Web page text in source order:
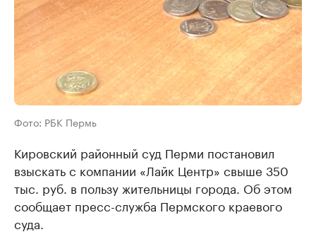
Фото: РБК Пермь
Кировский районный суд Перми постановил
взыскать с компании «Лайк Центр» свыше 350
тыс. руб. в пользу жительницы города. Об этом
сообщает пресс-служба Пермского краевого
суда.